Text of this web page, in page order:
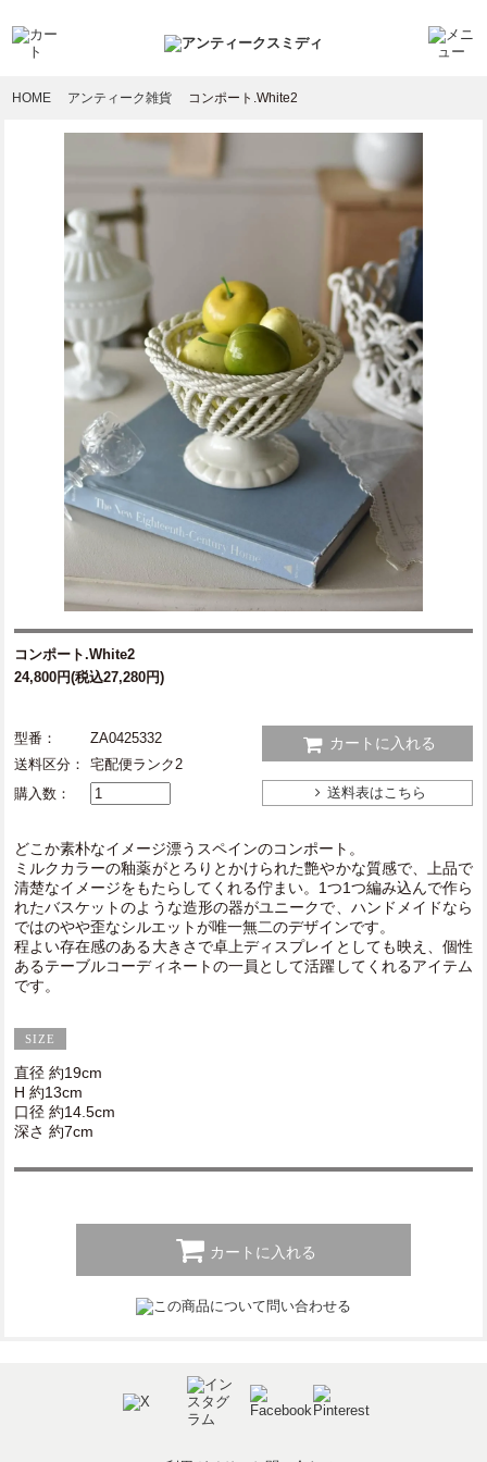
HOME アンティーク雑貨 コンポート.White2
コンポート.White2
24,800円(税込27,280円)
型番：
ZA0425332
送料区分：
宅配便ランク2
購入数：
カートに入れる
送料表はこちら
どこか素朴なイメージ漂うスペインのコンポート。
ミルクカラーの釉薬がとろりとかけられた艶やかな質感で、上品で
清楚なイメージをもたらしてくれる佇まい。1つ1つ編み込んで作ら
れたバスケットのような造形の器がユニークで、ハンドメイドなら
ではのやや歪なシルエットが唯一無二のデザインです。
程よい存在感のある大きさで卓上ディスプレイとしても映え、個性
あるテーブルコーディネートの一員として活躍してくれるアイテム
です。
直径 約19cm
H 約13cm
口径 約14.5cm
深さ 約7cm
カートに入れる